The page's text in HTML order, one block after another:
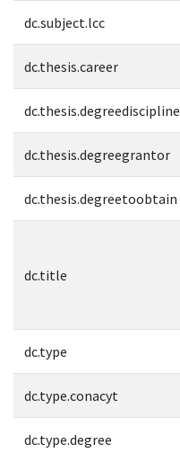
dc.subject.lcc
dc.thesis.career
dc.thesis.degreediscipline
dc.thesis.degreegrantor
dc.thesis.degreetoobtain
dc.title
dc.type
dc.type.conacyt
dc.type.degree